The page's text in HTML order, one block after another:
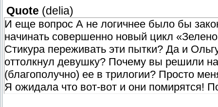
Quote (delia)
И еще вопрос А не логичнее было бы
начинать совершенно новый цикл
Стикура переживать эти пытки? Да и
оттолкнул девушку? Почему вы решили
(благополучно) ее в трилогии? Просто
Я ожидала что вот-вот и они помирятся!